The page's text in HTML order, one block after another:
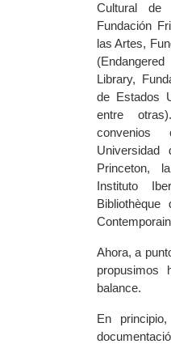
Cultural
Fundación
las Artes,
Library,
de Estados
entre
Princeton,
Instituto
Bibliothèque
Ahora, a
propusimos
balance.
En principio,